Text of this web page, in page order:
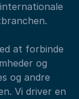
at forbinde
og
og andre
Vi driver en